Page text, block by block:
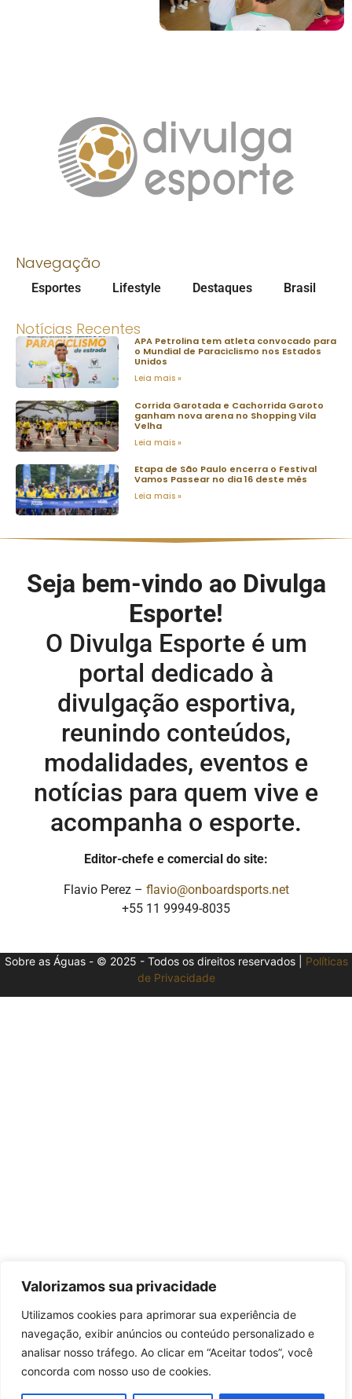
Valorizamos sua privacidade
Utilizamos cookies para aprimorar sua experiência de
navegação, exibir anúncios ou conteúdo personalizado e
analisar nosso tráfego. Ao clicar em “Aceitar todos”, você
concorda com nosso uso de cookies.
Navegação
Esportes Lifestyle Destaques Brasil
Notícias Recentes
APA Petrolina tem atleta convocado para
o Mundial de Paraciclismo nos Estados
Unidos
Leia mais »
Corrida Garotada e Cachorrida Garoto
ganham nova arena no Shopping Vila
Velha
Leia mais »
Etapa de São Paulo encerra o Festival
Vamos Passear no dia 16 deste mês
Leia mais »
Seja bem-vindo ao Divulga
Esporte!
O Divulga Esporte é um
portal dedicado à
divulgação esportiva,
reunindo conteúdos,
modalidades, eventos e
notícias para quem vive e
acompanha o esporte.
Editor-chefe e comercial do site:
Flavio Perez – flavio@onboardsports.net
+55 11 99949-8035
Sobre as Águas - © 2025 - Todos os direitos reservados | Políticas
de Privacidade